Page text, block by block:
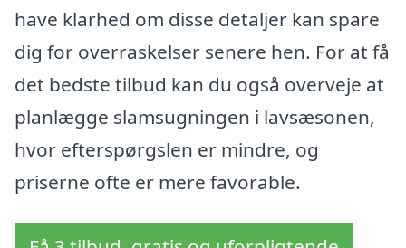
have klarhed om disse detaljer kan spare
dig for overraskelser senere hen. For at få
det bedste tilbud kan du også overveje at
planlægge slamsugningen i lavsæsonen,
hvor efterspørgslen er mindre, og
priserne ofte er mere favorable.